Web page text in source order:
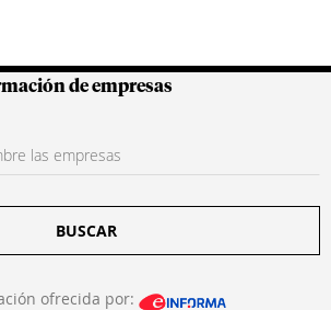
Colombianas
de empresas
BUSCAR
ofrecida por: